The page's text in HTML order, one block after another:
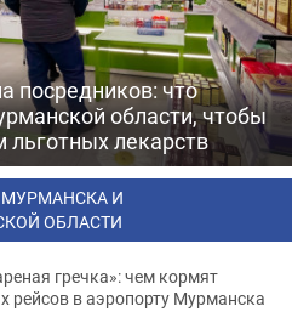
посредников: что
области, чтобы
лекарств
И
ОБЛАСТИ
гречка»: чем кормят
рейсов в аэропорту Мурманска